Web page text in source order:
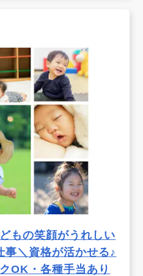
もの笑顔がうれしい
事＼資格が活かせる♪
OK・各種手当あり